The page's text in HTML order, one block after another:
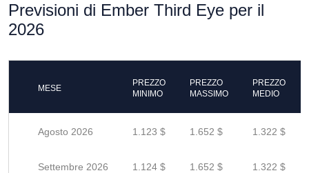
Previsioni di Ember Third Eye per il
2026
MESE
PREZZO
MINIMO
PREZZO
MASSIMO
PREZZO
MEDIO
Agosto 2026 1.123 $ 1.652 $ 1.322 $
Settembre 2026 1.124 $ 1.652 $ 1.322 $